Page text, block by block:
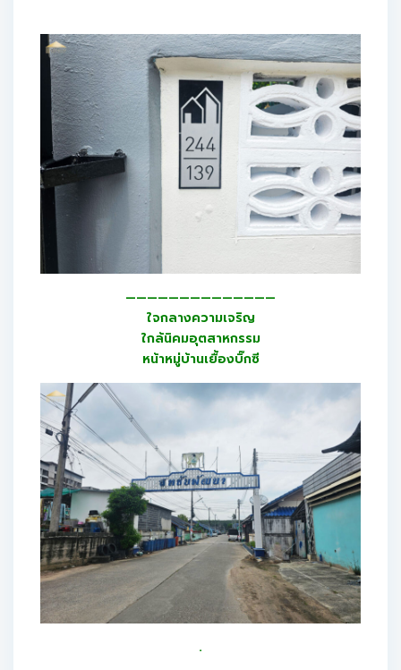
——————————————
ใจกลางความเจริญ
ใกล้นิคมอุตสาหกรรม
หน้าหมู่บ้านเยื้องบิ๊กซี
.